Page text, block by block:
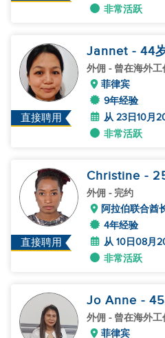
非常活跃
直接聘用
Jannet - 44
外佣 - 曾在海外工
菲律宾
9年经验
从 23日10月
非常活跃
直接聘用
Christine -
外佣 - 完约
阿拉伯联合酋
4年经验
从 10日08月
非常活跃
Jo Anne - 45
外佣 - 曾在海外工
菲律宾